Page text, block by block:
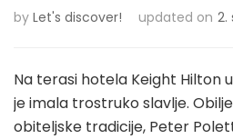
by Let's discover! updated on 2.
Na terasi hotela Keight Hilton
je imala trostruko slavlje.
obiteljske tradicije, Peter